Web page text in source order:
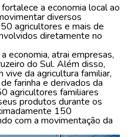
a economia local ao
diversos
agricultores e mais de
diretamente no
economia, atrai empresas,
do Sul. Além disso,
da agricultura familiar,
farinha e derivados da
agricultores familiares
produtos durante os
150
com a movimentação da